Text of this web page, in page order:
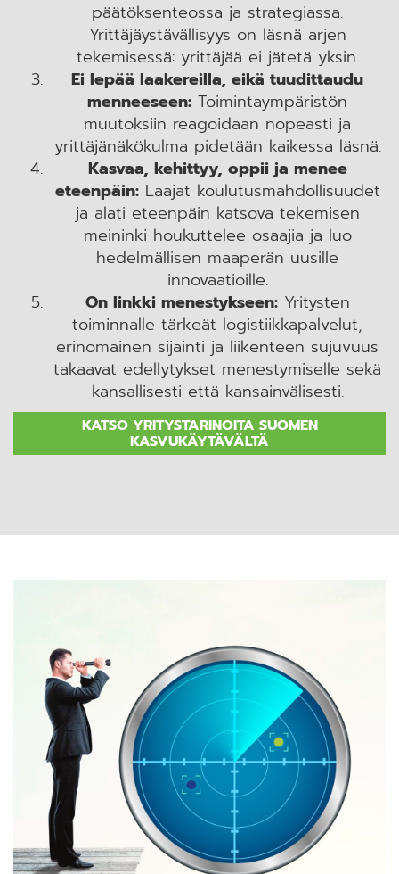
päätöksenteossa ja strategiassa.
Yrittäjäystävällisyys on läsnä arjen
tekemisessä: yrittäjää ei jätetä yksin.
Ei lepää laakereilla, eikä tuudittaudu
menneeseen: Toimintaympäristön
muutoksiin reagoidaan nopeasti ja
yrittäjänäkökulma pidetään kaikessa läsnä.
Kasvaa, kehittyy, oppii ja menee
eteenpäin:Laajat koulutusmahdollisuudet
ja alati eteenpäin katsova tekemisen
meininki houkuttelee osaajia ja luo
hedelmällisen maaperän uusille
innovaatioille.
On linkki menestykseen:Yritysten
toiminnalle tärkeät logistiikkapalvelut,
erinomainen sijainti ja liikenteen sujuvuus
takaavat edellytykset menestymiselle sekä
kansallisesti että kansainvälisesti.
KATSO YRITYSTARINOITA SUOMEN
KASVUKÄYTÄVÄLTÄ